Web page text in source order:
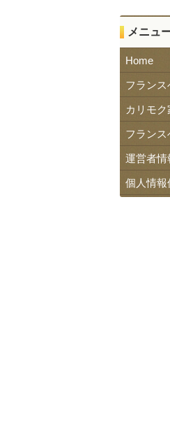
メニュ
Home
フランス
カリモク
フランス
運営者情
個人情報